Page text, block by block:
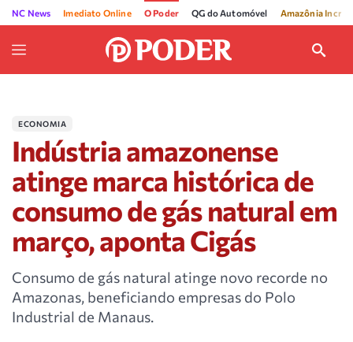
NC News Imediato Online O Poder QG do Automóvel Amazônia
ECONOMIA
Indústria amazonense
atinge marca histórica de
consumo de gás natural em
março, aponta Cigás
Consumo de gás natural atinge novo recorde no
Amazonas, beneficiando empresas do Polo
Industrial de Manaus.